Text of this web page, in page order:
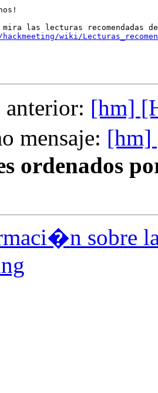
wiki/
anterior: [hm]
mensaje: [hm]
ordenados
sobre